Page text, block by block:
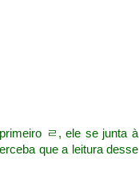
ㄹ, ele se junta à
que a leitura desse